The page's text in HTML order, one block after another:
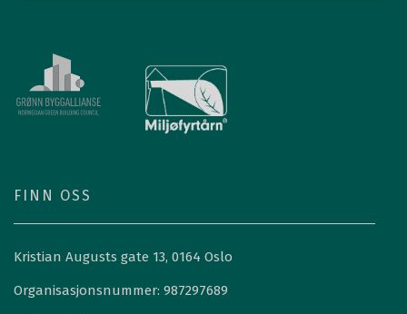
FINN OSS
Kristian Augusts gate 13, 0164 Oslo
Organisasjonsnummer: 987297689